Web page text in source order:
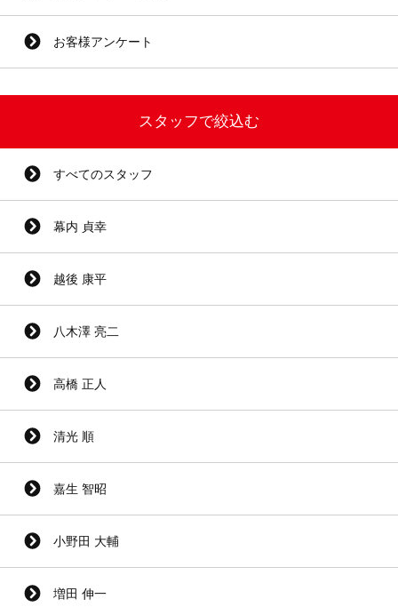
お客様アンケート
スタッフで絞込む
すべてのスタッフ
幕内 貞幸
越後 康平
八木澤 亮二
高橋 正人
清光 順
嘉生 智昭
小野田 大輔
増田 伸一